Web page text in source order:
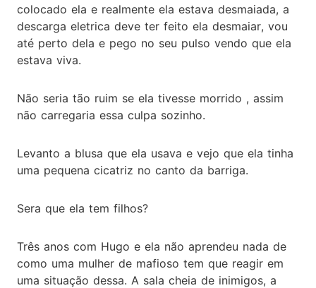
colocado ela e realmente ela estava desmaiada, a
descarga eletrica deve ter feito ela desmaiar, vou
até perto dela e pego no seu pulso vendo que ela
estava viva.
Não seria tão ruim se ela tivesse morrido , assim
não carregaria essa culpa sozinho.
Levanto a blusa que ela usava e vejo que ela tinha
uma pequena cicatriz no canto da barriga.
Sera que ela tem filhos?
Três anos com Hugo e ela não aprendeu nada de
como uma mulher de mafioso tem que reagir em
uma situação dessa. A sala cheia de inimigos, a